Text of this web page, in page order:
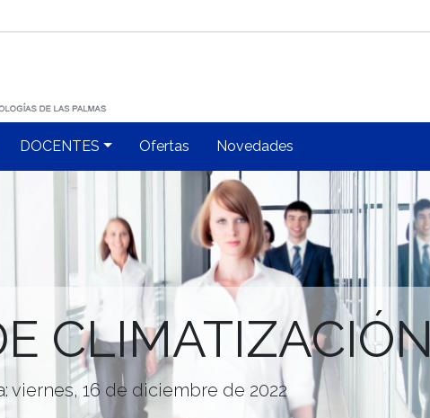
DOCENTES Ofertas Novedades
CLIMATIZACIÓN
viernes, 16 de diciembre de 2022